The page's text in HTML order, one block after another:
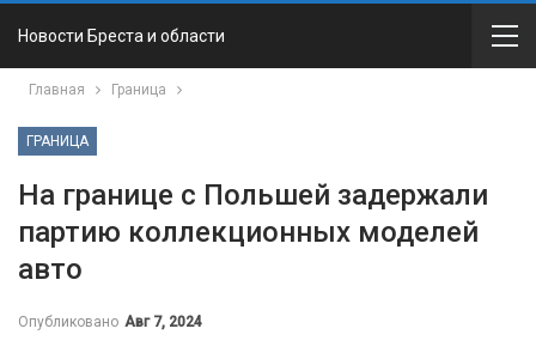
Новости Бреста и области
Главная Граница
ГРАНИЦА
На границе с Польшей задержали
партию коллекционных моделей
авто
Опубликовано Авг 7, 2024